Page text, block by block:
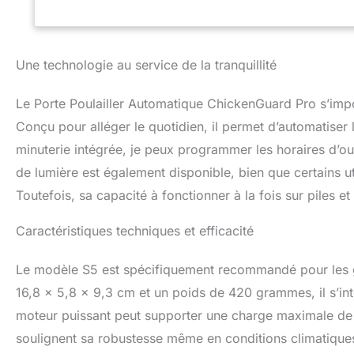
verrouillables
d’alimenter
Amazon. Facile
intuitifs ainsi
message d’alerte
Le voyant de
vous permet
vérifier que la
coucher de
bas Pourquoi
et soutenir nos
3 ans ; Support
Une technologie au service de la tranquillité
Le Porte Poulailler Automatique ChickenGuard Pro
Conçu pour alléger le quotidien, il permet
minuterie intégrée, je peux programmer les horaires
de lumière est également disponible, bien que certains
Toutefois, sa capacité à fonctionner à la fois sur piles
Caractéristiques techniques et efficacité
Le modèle S5 est spécifiquement recommandé pour
16,8 x 5,8 x 9,3 cm et un poids de 420 grammes, il
moteur puissant peut supporter une charge maximale
soulignent sa robustesse même en conditions